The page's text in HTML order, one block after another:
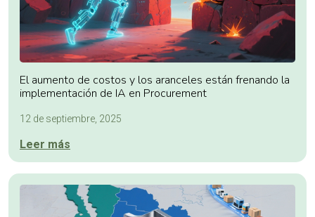
El aumento de costos y los aranceles están frenando la
implementación de IA en Procurement
12 de septiembre, 2025
Leer más